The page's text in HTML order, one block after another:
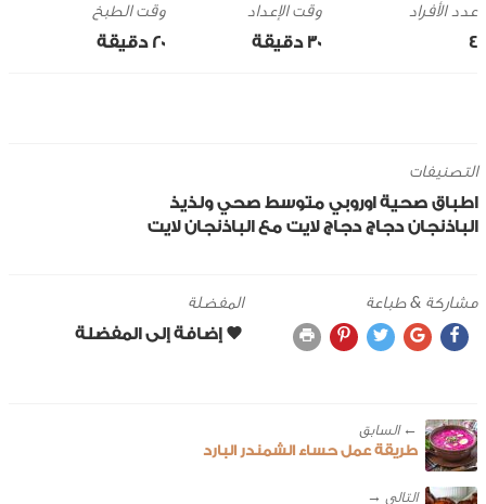
4
وقت الإعداد
30 ‎دقيقة
وقت الطبخ
20 ‎دقيقة
التصنيفات
اطباق صحية اوروبي متوسط صحي ولذيذ
الباذنجان دجاج دجاج لايت مع الباذنجان لايت
مشاركة & طباعة المفضلة
← ‎السابق
طريقة عمل حساء الشمندر البارد